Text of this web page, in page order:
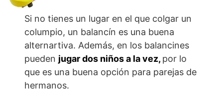
Si no tienes un lugar en el que colgar un
columpio, un balancín es una buena
alternartiva. Además, en los balancines
pueden jugar dos niños a la vez, por lo
que es una buena opción para parejas de
hermanos.